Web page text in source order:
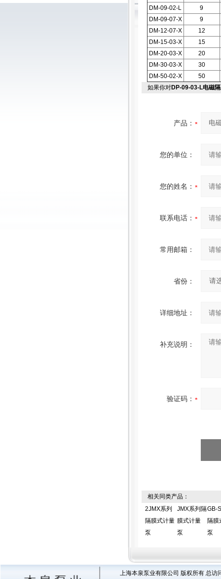
DM-09-02-L
9
DM-09-07-X
9
DM-12-07-X
12
DM-15-03-X
15
DM-20-03-X
20
DM-30-03-X
30
DM-50-02-X
50
如果你对DP-09-03-L电磁
产品：
您的单位：
您的姓名：
联系电话：
常用邮箱：
省份：
详细地址：
补充说明：
验证码：
相关同类产品：
2JMX系列
隔膜式计量
泵
JMX系列隔
膜式计量
泵
GB-
隔膜
泵
上海本泉泵业有限公司 版权所有 总访